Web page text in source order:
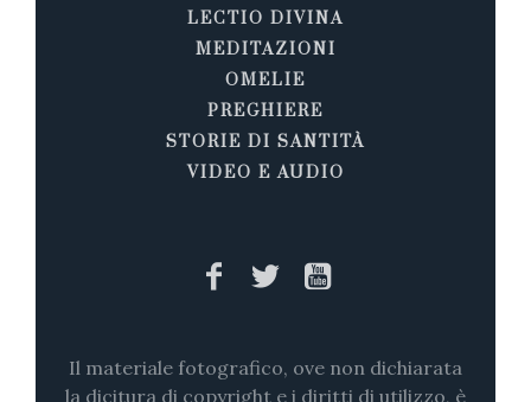
LECTIO DIVINA
MEDITAZIONI
OMELIE
PREGHIERE
STORIE DI SANTITÀ
VIDEO E AUDIO
Il materiale fotografico, ove non dichiarata
la dicitura di copyright e i diritti di utilizzo, è